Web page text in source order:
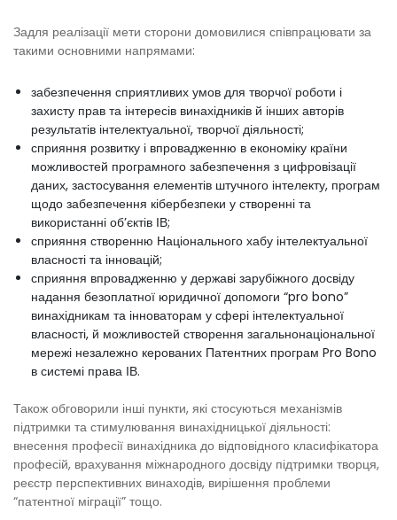
Задля реалізації мети сторони домовилися співпрацювати за
такими основними напрямами:
забезпечення сприятливих умов для творчої роботи і
захисту прав та інтересів винахідників й інших авторів
результатів інтелектуальної, творчої діяльності;
сприяння розвитку і впровадженню в економіку країни
можливостей програмного забезпечення з цифровізації
даних, застосування елементів штучного інтелекту, програм
щодо забезпечення кібербезпеки у створенні та
використанні об’єктів ІВ;
сприяння створенню Національного хабу інтелектуальної
власності та інновацій;
сприяння впровадженню у державі зарубіжного досвіду
надання безоплатної юридичної допомоги “pro bono”
винахідникам та інноваторам у сфері інтелектуальної
власності, й можливостей створення загальнонаціональної
мережі незалежно керованих Патентних програм Pro Bono
в системі права ІВ.
Також обговорили інші пункти, які стосуються механізмів
підтримки та стимулювання винахідницької діяльності:
внесення професії винахідника до відповідного класифікатора
професій, врахування міжнародного досвіду підтримки творця,
реєстр перспективних винаходів, вирішення проблеми
“патентної міграції” тощо.